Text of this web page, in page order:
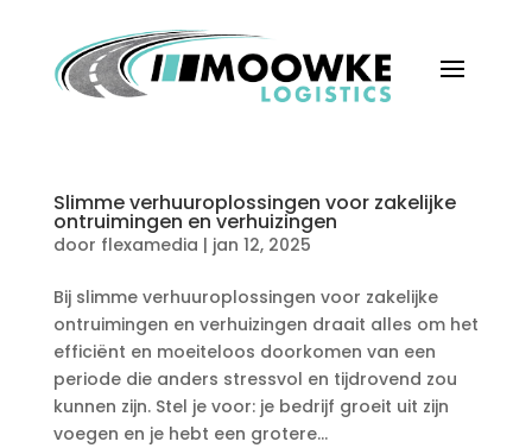
Slimme verhuuroplossingen voor zakelijke
ontruimingen en verhuizingen
door flexamedia | jan 12, 2025
Bij slimme verhuuroplossingen voor zakelijke
ontruimingen en verhuizingen draait alles om het
efficiënt en moeiteloos doorkomen van een
periode die anders stressvol en tijdrovend zou
kunnen zijn.​ Stel je voor: je bedrijf groeit uit zijn
voegen en je hebt een grotere...